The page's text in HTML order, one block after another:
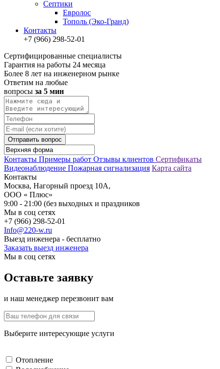
Септики
Евролос
Тополь (Эко-Гранд)
Контакты
+7 (966) 298-52-01
Сертифицированные специалисты
Гарантия на работы 24 месяца
Более 8 лет на инженерном рынке
Ответим на любые
вопросы за 5 мин
Отправить вопрос
Контакты Примеры работ Отзывы клиентов Сертификаты
Видеонаблюдение Пожарная сигнализация Карта сайта
Контакты
Москва, Нагорный проезд 10А,
ООО « Плюс»
9:00 - 21:00 (без выходных и праздников
Мы в соц сетях
+7 (966) 298-52-01
Info@220-w.ru
Выезд инженера - бесплатно
Заказать выезд инженера
Мы в соц сетях
Оставьте заявку
и наш менеджер перезвонит вам
Выберите интересующие услуги
Отопление